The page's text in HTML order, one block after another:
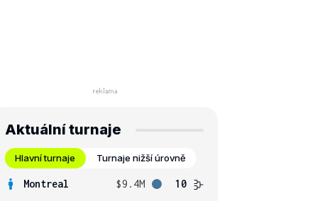
Aktuální turnaje
Hlavní turnaje Turnaje nižší úrovně
Montreal $9.4M
10